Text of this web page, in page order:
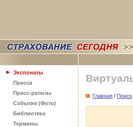
Экспонаты
Пресса
Пресс-релизы
События (Фото)
Библиотека
Термины
Главная / Поиск